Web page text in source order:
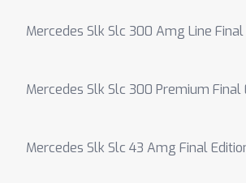
Mercedes Slk Slc 300 Amg Line
Mercedes Slk Slc 300 Premium Final
Mercedes Slk Slc 43 Amg Final